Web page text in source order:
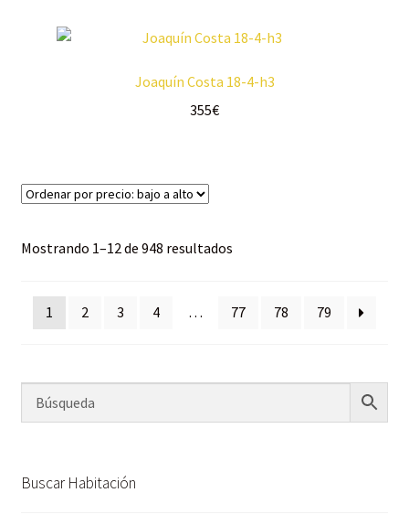
Joaquín Costa 18-4-h3
355€
Mostrando 1–12 de 948 resultados
1 2 3 4 … 77 78 79
Buscar Habitación